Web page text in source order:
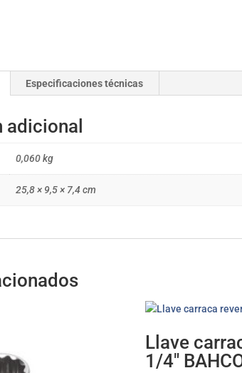
Especificaciones técnicas
0,060 kg
25,8 × 9,5 × 7,4 cm
Llave
1/4″